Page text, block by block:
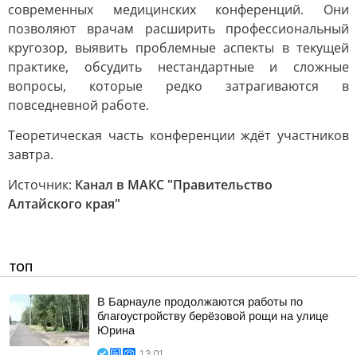
современных медицинских конференций. Они
позволяют врачам расширить профессиональный
кругозор, выявить проблемные аспекты в текущей
практике, обсудить нестандартные и сложные
вопросы, которые редко затрагиваются в
повседневной работе.
Теоретическая часть конференции ждёт участников
завтра.
Источник: Канал в МАКС "Правительство
Алтайского края"
ТОП
В Барнауле продолжаются работы по
благоустройству берёзовой рощи на улице
Юрина